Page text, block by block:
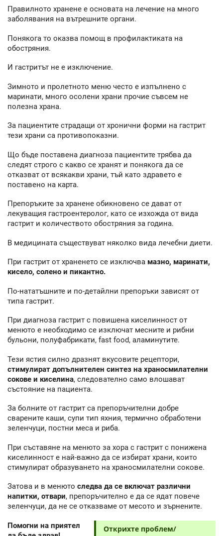
Правилното хранене е основата на лечение на много
заболявания на вътрешните органи.
Понякога то оказва помощ в профилактиката на
обостряния.
И гастритът не е изключение.
Зимното и пролетното меню често е изпълнено с
маринати, много осолени храни прочие съвсем не
полезна храна.
За пациентите страдащи от хронични форми на гастрит
тези храни са противопоказни.
Що бъде поставена диагноза пациентите трябва да
следят строго с какво се хранят и понякога да се
отказват от всякакви храни, тъй като здравето е
поставено на карта.
Препоръките за хранене обикновено се дават от
лекуващия гастроентеролог, като се изхожда от вида
гастрит и количеството обостряния за година.
В медицината съществуват няколко вида лечебни диети.
При гастрит от храненето се изключва мазно, маринати,
кисело, солено и пикантно.
По-нататъшните и по-детайлни препоръки зависят от
типа гастрит.
При диагноза гастрит с повишена киселинност от
менюто е необходимо се изключат месните и рибни
бульони, полуфабрикати, fast food, аламинутите.
Тези ястия силно дразнят вкусовите рецептори,
стимулират допълнителен синтез на храносмилателни
сокове и киселина, следователно само влошават
състояние на пациента.
За болните от гастрит са препоръчителни добре
сварените каши, супи тип яхния, термично обработени
зеленчуци, постни меса и риба.
При съставяне на менюто за хора с гастрит с понижена
киселинност е най-важно да се избират храни, които
стимулират образуването на храносмилателни сокове.
Затова и в менюто следва да се включат различни
напитки, отвари, препоръчително е да се ядат повече
зеленчуци, да не се отказваме от месото и зърнените.
Помогни на приятел
Открихте проблем/